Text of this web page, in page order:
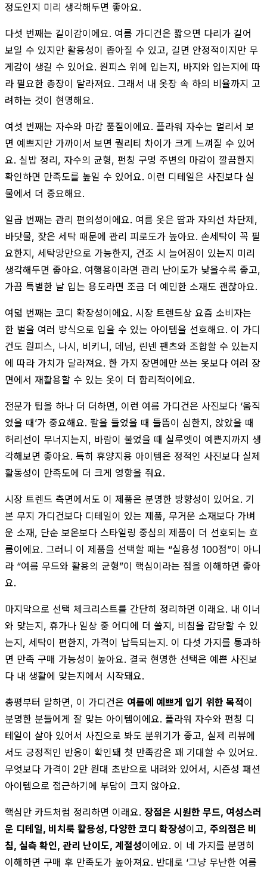
정도인지 미리 생각해두면 좋아요.
다섯 번째는 길이감이에요. 여름 가디건은 짧으면 다리가 길어
보일 수 있지만 활용성이 좁아질 수 있고, 길면 안정적이지만 무
게감이 생길 수 있어요. 원피스 위에 입는지, 바지와 입는지에 따
라 필요한 총장이 달라져요. 그래서 내 옷장 속 하의 비율까지 고
려하는 것이 현명해요.
여섯 번째는 자수와 마감 품질이에요. 플라워 자수는 멀리서 보
면 예쁘지만 가까이서 보면 퀄리티 차이가 크게 느껴질 수 있어
요. 실밥 정리, 자수의 균형, 펀칭 구멍 주변의 마감이 깔끔한지
확인하면 만족도를 높일 수 있어요. 이런 디테일은 사진보다 실
물에서 더 중요해요.
일곱 번째는 관리 편의성이에요. 여름 옷은 땀과 자외선 차단제,
바닷물, 잦은 세탁 때문에 관리 피로도가 높아요. 손세탁이 꼭 필
요한지, 세탁망만으로 가능한지, 건조 시 늘어짐이 있는지 미리
생각해두면 좋아요. 여행용이라면 관리 난이도가 낮을수록 좋고,
가끔 특별한 날 입는 용도라면 조금 더 예민한 소재도 괜찮아요.
여덟 번째는 코디 확장성이에요. 시장 트렌드상 요즘 소비자는
한 벌을 여러 방식으로 입을 수 있는 아이템을 선호해요. 이 가디
건도 원피스, 나시, 비키니, 데님, 린넨 팬츠와 조합할 수 있는지
에 따라 가치가 달라져요. 한 가지 장면에만 쓰는 옷보다 여러 장
면에서 재활용할 수 있는 옷이 더 합리적이에요.
전문가 팁을 하나 더 더하면, 이런 여름 가디건은 사진보다 ‘움직
였을 때’가 중요해요. 팔을 들었을 때 들뜸이 심한지, 앉았을 때
허리선이 무너지는지, 바람이 불었을 때 실루엣이 예쁜지까지 생
각해보면 좋아요. 특히 휴양지용 아이템은 정적인 사진보다 실제
활동성이 만족도에 더 크게 영향을 줘요.
시장 트렌드 측면에서도 이 제품은 분명한 방향성이 있어요. 기
본 무지 가디건보다 디테일이 있는 제품, 무거운 소재보다 가벼
운 소재, 단순 보온보다 스타일링 중심의 제품이 더 선호되는 흐
름이에요. 그러니 이 제품을 선택할 때는 “실용성 100점”이 아니
라 “여름 무드와 활용의 균형”이 핵심이라는 점을 이해하면 좋아
요.
마지막으로 선택 체크리스트를 간단히 정리하면 이래요. 내 이너
와 맞는지, 휴가나 일상 중 어디에 더 쓸지, 비침을 감당할 수 있
는지, 세탁이 편한지, 가격이 납득되는지. 이 다섯 가지를 통과하
면 만족 구매 가능성이 높아요. 결국 현명한 선택은 예쁜 사진보
다 내 생활에 맞는지에서 시작돼요.
총평부터 말하면, 이 가디건은 여름에 예쁘게 입기 위한 목적이
분명한 분들에게 잘 맞는 아이템이에요. 플라워 자수와 펀칭 디
테일이 살아 있어서 사진으로 봐도 분위기가 좋고, 실제 리뷰에
서도 긍정적인 반응이 확인돼 첫 만족감은 꽤 기대할 수 있어요.
무엇보다 가격이 2만 원대 초반으로 내려와 있어서, 시즌성 패션
아이템으로 접근하기에 부담이 크지 않아요.
핵심만 카드처럼 정리하면 이래요. 장점은 시원한 무드, 여성스러
운 디테일, 비치룩 활용성, 다양한 코디 확장성이고, 주의점은 비
침, 실측 확인, 관리 난이도, 계절성이에요. 이 네 가지를 분명히
이해하면 구매 후 만족도가 높아져요. 반대로 ‘그냥 무난한 여름